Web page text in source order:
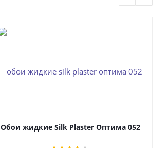
Обои жидкие Silk Plaster Оптима 052